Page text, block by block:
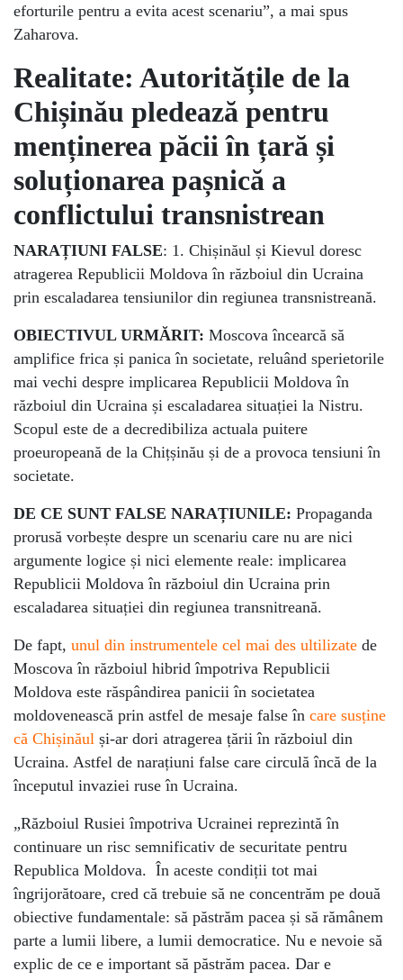
eforturile pentru a evita acest scenariu”, a mai spus
Zaharova.
Realitate: Autoritățile de la
Chișinău pledează pentru
menținerea păcii în țară și
soluționarea pașnică a
conflictului transnistrean
NARAȚIUNI FALSE: 1. Chișinăul și Kievul doresc
atragerea Republicii Moldova în războiul din Ucraina
prin escaladarea tensiunilor din regiunea transnistreană.
OBIECTIVUL URMĂRIT: Moscova încearcă să
amplifice frica și panica în societate, reluând sperietorile
mai vechi despre implicarea Republicii Moldova în
războiul din Ucraina și escaladarea situației la Nistru.
Scopul este de a decredibiliza actuala puitere
proeuropeană de la Chițșinău și de a provoca tensiuni în
societate.
DE CE SUNT FALSE NARAȚIUNILE: Propaganda
prorusă vorbește despre un scenariu care nu are nici
argumente logice și nici elemente reale: implicarea
Republicii Moldova în războiul din Ucraina prin
escaladarea situației din regiunea transnitreană.
De fapt, unul din instrumentele cel mai des ultilizate de
Moscova în războiul hibrid împotriva Republicii
Moldova este răspândirea panicii în societatea
moldovenească prin astfel de mesaje false în care susține
că Chișinăul și-ar dori atragerea țării în războiul din
Ucraina. Astfel de narațiuni false care circulă încă de la
începutul invaziei ruse în Ucraina.
„Războiul Rusiei împotriva Ucrainei reprezintă în
continuare un risc semnificativ de securitate pentru
Republica Moldova. În aceste condiții tot mai
îngrijorătoare, cred că trebuie să ne concentrăm pe două
obiective fundamentale: să păstrăm pacea și să rămânem
parte a lumii libere, a lumii democratice. Nu e nevoie să
explic de ce e important să păstrăm pacea. Dar e